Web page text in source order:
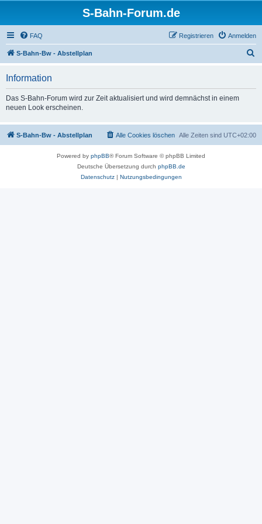
S-Bahn-Forum.de
FAQ Anmelden
Registrieren
S-Bahn-Bw - Abstellplan
Information
Das S-Bahn-Forum wird zur Zeit aktualisiert und wird demnächst in einem
neuen Look erscheinen.
S-Bahn-Bw - Abstellplan Alle Zeiten sind UTC+02:00
Alle Cookies löschen
Powered by phpBB® Forum Software © phpBB Limited
Deutsche Übersetzung durch phpBB.de
Datenschutz| Nutzungsbedingungen